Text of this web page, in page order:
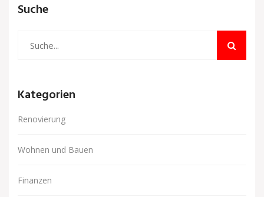
Suche
Kategorien
Renovierung
Wohnen und Bauen
Finanzen